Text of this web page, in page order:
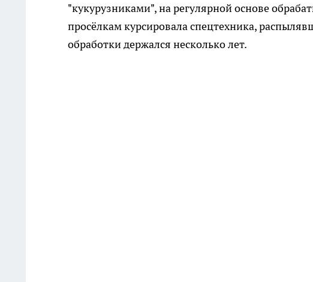
"кукурузниками", на регулярной основе
просёлкам курсировала спецтехника,
обработки держался несколько лет.